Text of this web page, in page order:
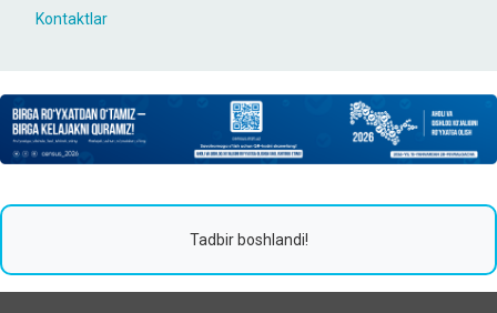
Kontaktlar
Tadbir boshlandi!